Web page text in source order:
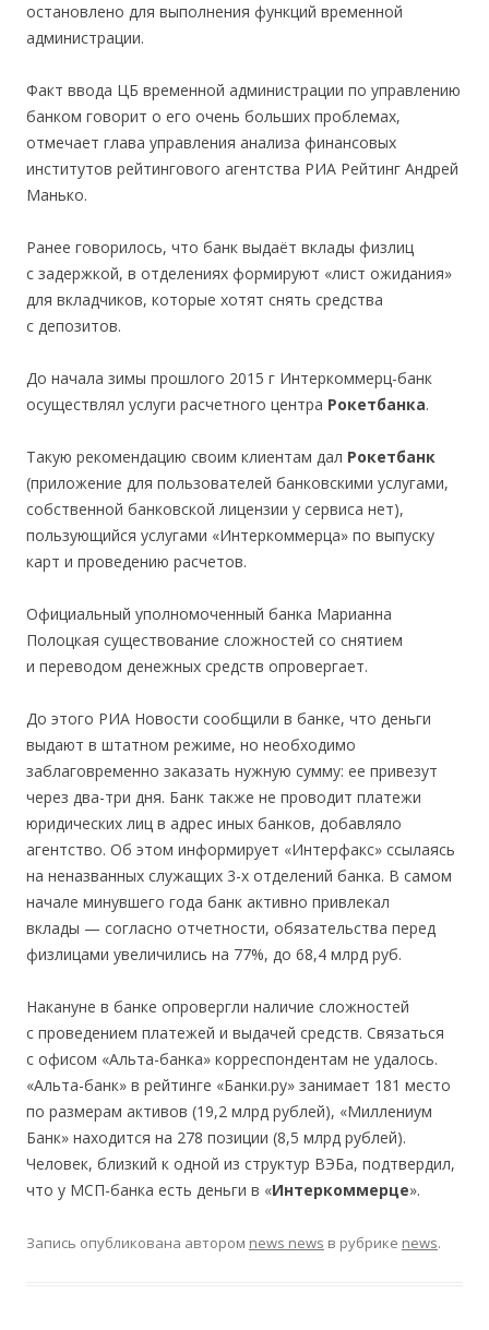
остановлено для выполнения функций временной
администрации.
Факт ввода ЦБ временной администрации по управлению
банком говорит о его очень больших проблемах,
отмечает глава управления анализа финансовых
институтов рейтингового агентства РИА Рейтинг Андрей
Манько.
Ранее говорилось, что банк выдаёт вклады физлиц
с задержкой, в отделениях формируют «лист ожидания»
для вкладчиков, которые хотят снять средства
с депозитов.
До начала зимы прошлого 2015 г Интеркоммерц-банк
осуществлял услуги расчетного центра Рокетбанка.
Такую рекомендацию своим клиентам дал Рокетбанк
(приложение для пользователей банковскими услугами,
собственной банковской лицензии у сервиса нет),
пользующийся услугами «Интеркоммерца» по выпуску
карт и проведению расчетов.
Официальный уполномоченный банка Марианна
Полоцкая существование сложностей со снятием
и переводом денежных средств опровергает.
До этого РИА Новости сообщили в банке, что деньги
выдают в штатном режиме, но необходимо
заблаговременно заказать нужную сумму: ее привезут
через два-три дня. Банк также не проводит платежи
юридических лиц в адрес иных банков, добавляло
агентство. Об этом информирует «Интерфакс» ссылаясь
на неназванных служащих 3-х отделений банка. В самом
начале минувшего года банк активно привлекал
вклады — согласно отчетности, обязательства перед
физлицами увеличились на 77%, до 68,4 млрд руб.
Накануне в банке опровергли наличие сложностей
с проведением платежей и выдачей средств. Связаться
с офисом «Альта-банка» корреспондентам не удалось.
«Альта-банк» в рейтинге «Банки.ру» занимает 181 место
по размерам активов (19,2 млрд рублей), «Миллениум
Банк» находится на 278 позиции (8,5 млрд рублей).
Человек, близкий к одной из структур ВЭБа, подтвердил,
что у МСП-банка есть деньги в «Интеркоммерце».
Запись опубликована автором news news в рубрике news.